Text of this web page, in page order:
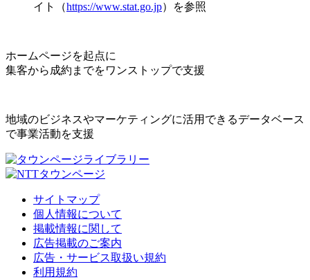
イト（https://www.stat.go.jp）を参照
ホームページを起点に
集客から成約までをワンストップで支援
地域のビジネスやマーケティングに活用できるデータベース
で事業活動を支援
サイトマップ
個人情報について
掲載情報に関して
広告掲載のご案内
広告・サービス取扱い規約
利用規約